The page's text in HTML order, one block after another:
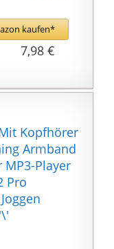
die
und
und
und
mit
schützt
das
zu
Sie
kaufen*
7,98 €
Kopfhörer
Armband
Player
Pro